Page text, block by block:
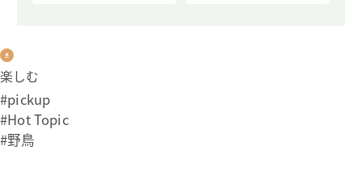
楽しむ
#pickup
#Hot Topic
#野鳥